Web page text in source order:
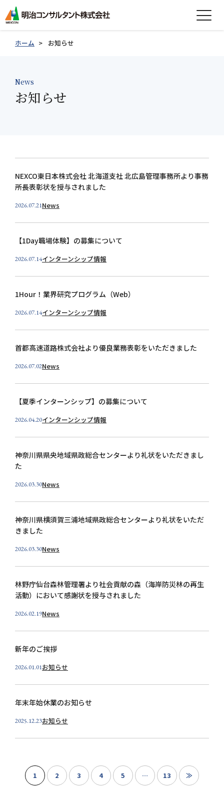
会社情報
製品紹介
グループ会社採用情報
個人情報保護方針
ホーム お知らせ
News
お知らせ
NEXCO東日本株式会社 北海道支社 北広島管理事務所より事務
所長表彰状を授与されました
2026.07.21News
【1Day職場体験】の募集について
2026.07.14インターンシップ情報
1Hour！業界研究プログラム（Web）
2026.07.14インターンシップ情報
首都高速道路株式会社より優良業務表彰をいただきました
2026.07.02News
【夏季インターンシップ】の募集について
2026.04.20インターンシップ情報
神奈川県県央地域県政総合センターより礼状をいただきまし
た
2026.03.30News
神奈川県横須賀三浦地域県政総合センターより礼状をいただ
きました
2026.03.30News
林野庁仙台森林管理署より社会貢献の森（海岸防災林の再生
活動）において感謝状を授与されました
2026.02.19News
新年のご挨拶
2026.01.01お知らせ
年末年始休業のお知らせ
2025.12.23お知らせ
1 2 3 4 5 … 13 ≫